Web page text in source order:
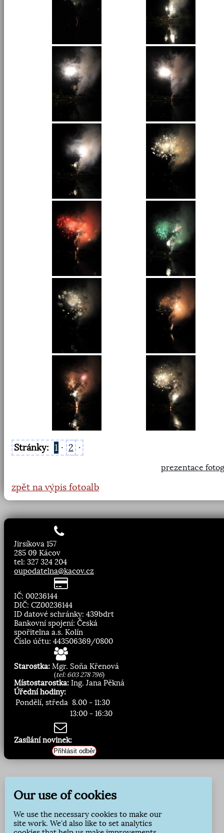
Stránky: 1 · 2 ·
prezentace
zpět na výpis fotoalb
Jirsíkova 157
285 09 Kácov
tel: 327 324 204
oupodatelna@kacov.cz
IČ: 00236144
DIČ: CZ00236144
ID datové schránky: 439bdrt
Bankovní spojení: Česká
spořitelna a.s. Kolín
Číslo účtu: 443506369/0800
Starostka: Mgr. Soňa Křenová
(tel: 603 278 796)
Místostarostka: Ing. Jana Pěkná
Úřední hodiny:
Pondělí, středa 8.00 - 11:30
13:00 - 16:30
Zasílání novinek:
Přihlásit odběr
Our use of cookies
We use the necessary cookies to make our
site work. We'd also like to set analytics